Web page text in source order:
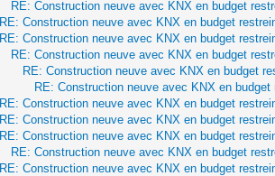
RE: Construction neuve avec KNX en budget
RE: Construction neuve avec KNX en budget
RE: Construction neuve avec KNX en budget
RE: Construction neuve avec KNX en budget
RE: Construction neuve avec KNX en budget
RE: Construction neuve avec KNX en budget
RE: Construction neuve avec KNX en budget
RE: Construction neuve avec KNX en budget
RE: Construction neuve avec KNX en budget
RE: Construction neuve avec KNX en budget
RE: Construction neuve avec KNX en budget